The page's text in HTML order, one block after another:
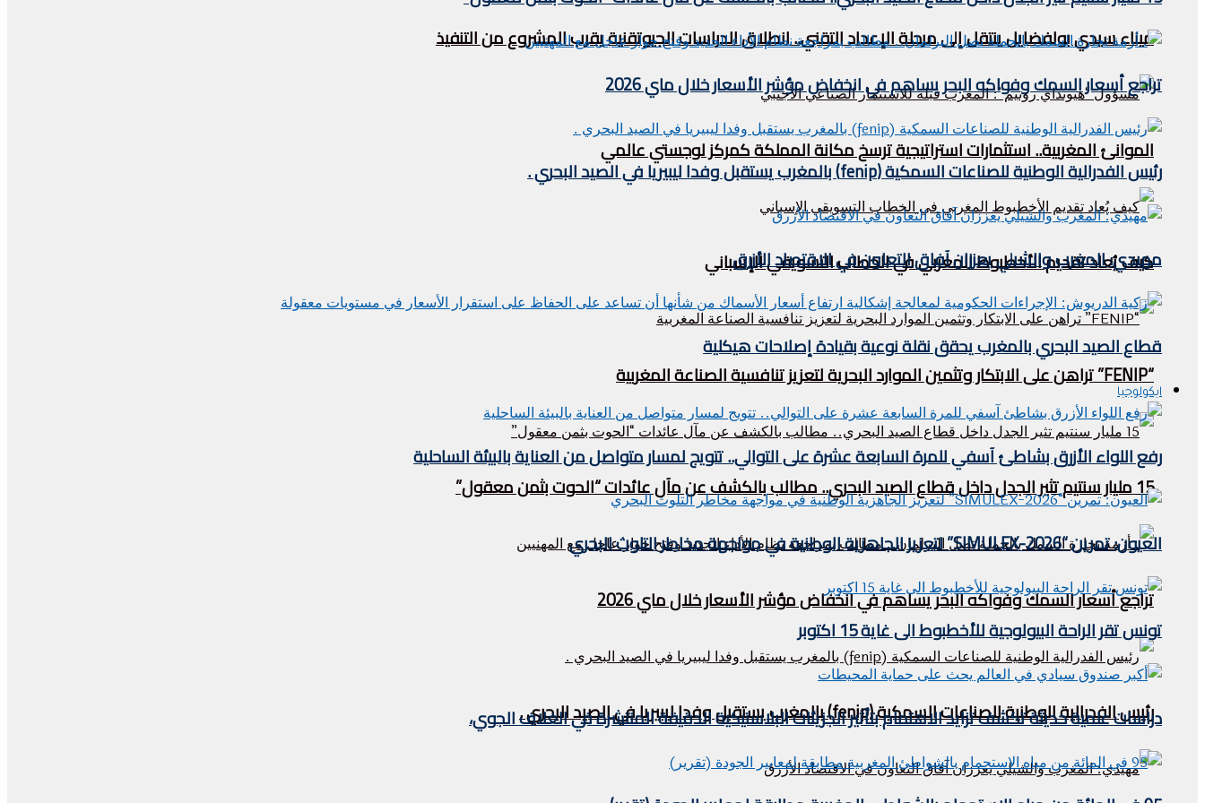
ميناء سيدي بولفضايل ينتقل إلى مرحلة الإعداد التقني.. انطلاق الدراسات الجيوتقنية يقرب المشروع من التنفيذ
الموانئ المغربية.. استثمارات استراتيجية ترسخ مكانة المملكة كمركز لوجستي عالمي
كيف يُعاد تقديم الأخطبوط المغربي في الخطاب التسويقي الإسباني
“FENIP” تراهن على الابتكار وتثمين الموارد البحرية لتعزيز تنافسية الصناعة المغربية
15 مليار سنتيم تثير الجدل داخل قطاع الصيد البحري.. مطالب بالكشف عن مآل عائدات “الحوت بثمن معقول”
تراجع أسعار السمك وفواكه البحر يساهم في انخفاض مؤشر الأسعار خلال ماي 2026
رئيس الفدرالية الوطنية للصناعات السمكية (fenip) بالمغرب يستقبل وفدا ليبيريا في الصيد البحري .
تراجع أسعار السمك وفواكه البحر يساهم في انخفاض مؤشر الأسعار خلال ماي 2026
رئيس الفدرالية الوطنية للصناعات السمكية (fenip) بالمغرب يستقبل وفدا ليبيريا في الصيد البحري .
مهيدي: المغرب والشيلي يعززان آفاق التعاون في الاقتصاد الأزرق
قطاع الصيد البحري بالمغرب يحقق نقلة نوعية بقيادة إصلاحات هيكلية
ايكولوجيا
رفع اللواء الأزرق بشاطئ آسفي للمرة السابعة عشرة على التوالي.. تتويج لمسار متواصل من العناية بالبيئة الساحلية
العيون: تمرين “SIMULEX-2026” لتعزيز الجاهزية الوطنية في مواجهة مخاطر التلوث البحري
تونس تقر الراحة البيولوجية للأخطبوط الى غاية 15 اكتوبر
دراسات علمية حديثة تكشف تزايد الاهتمام بتأثير الجزيئات البلاستيكية الدقيقة المنتشرة في الغلاف الجوي،